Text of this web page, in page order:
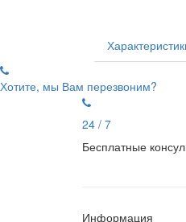
Хотите, мы Вам перезвоним?
24 / 7
Бесплатные
Информация